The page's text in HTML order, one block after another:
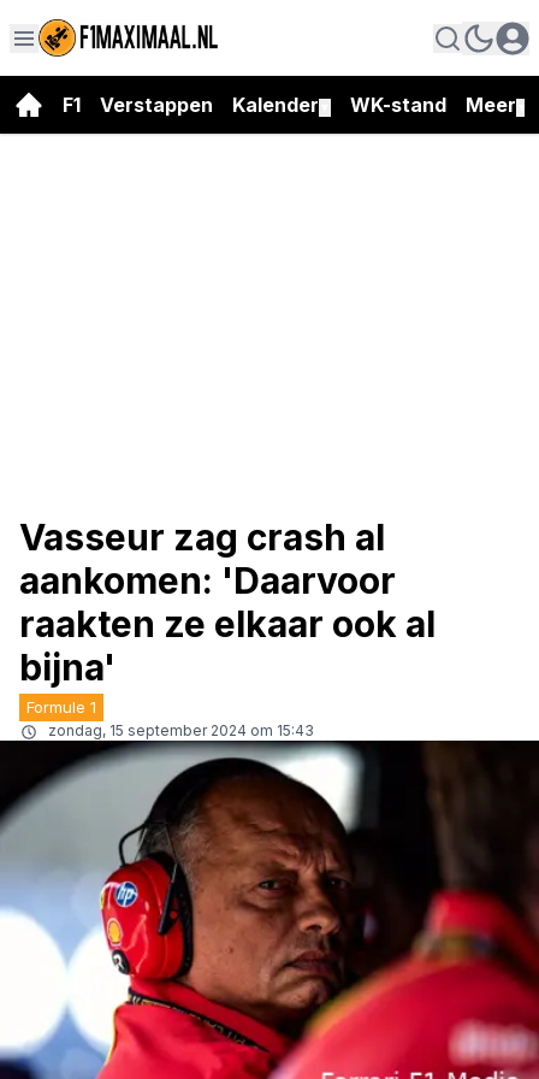
F1 Verstappen Kalender WK-stand Meer
Vasseur zag crash al
aankomen: 'Daarvoor
raakten ze elkaar ook al
bijna'
Formule 1
zondag, 15 september 2024 om 15:43